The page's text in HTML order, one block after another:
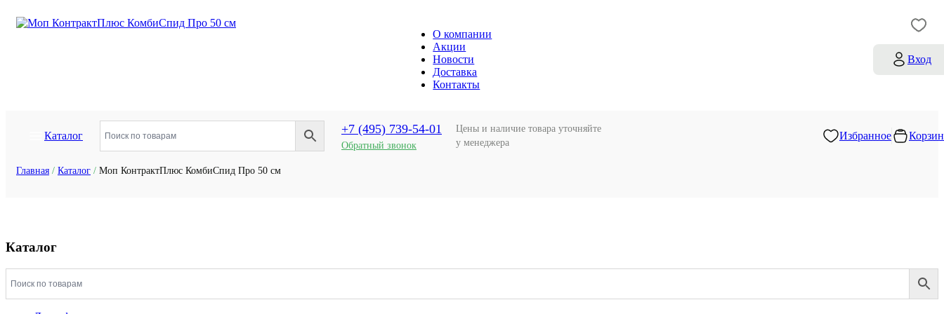
О компании
Акции
Новости
Доставка
Контакты
Вход
Каталог +7 (495) 739-54-01
Обратный звонок
Цены и наличие товара уточняйте
у менеджера
Избранное
Главная / Каталог / Моп КонтрактПлюс КомбиСпид Про 50 см
Каталог